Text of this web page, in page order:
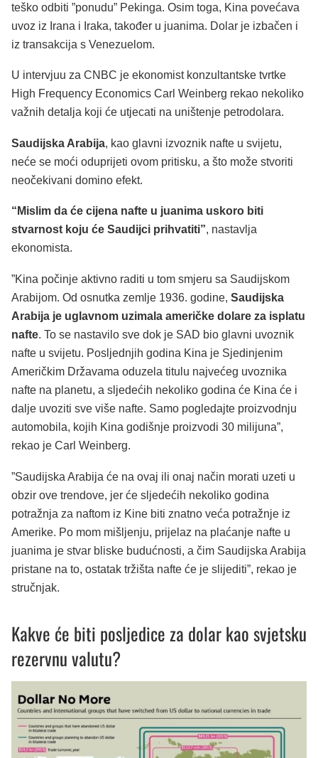
teško odbiti ”ponudu” Pekinga. Osim toga, Kina povećava
uvoz iz Irana i Iraka, također u juanima. Dolar je izbačen i
iz transakcija s Venezuelom.
U intervjuu za CNBC je ekonomist konzultantske tvrtke
High Frequency Economics Carl Weinberg rekao nekoliko
važnih detalja koji će utjecati na uništenje petrodolara.
Saudijska Arabija, kao glavni izvoznik nafte u svijetu,
neće se moći oduprijeti ovom pritisku, a što može stvoriti
neočekivani domino efekt.
“Mislim da će cijena nafte u juanima uskoro biti
stvarnost koju će Saudijci prihvatiti”, nastavlja
ekonomista.
”Kina počinje aktivno raditi u tom smjeru sa Saudijskom
Arabijom. Od osnutka zemlje 1936. godine, Saudijska
Arabija je uglavnom uzimala američke dolare za isplatu
nafte. To se nastavilo sve dok je SAD bio glavni uvoznik
nafte u svijetu. Posljednjih godina Kina je Sjedinjenim
Američkim Državama oduzela titulu najvećeg uvoznika
nafte na planetu, a sljedećih nekoliko godina će Kina će i
dalje uvoziti sve više nafte. Samo pogledajte proizvodnju
automobila, kojih Kina godišnje proizvodi 30 milijuna”,
rekao je Carl Weinberg.
”Saudijska Arabija će na ovaj ili onaj način morati uzeti u
obzir ove trendove, jer će sljedećih nekoliko godina
potražnja za naftom iz Kine biti znatno veća potražnje iz
Amerike. Po mom mišljenju, prijelaz na plaćanje nafte u
juanima je stvar bliske budućnosti, a čim Saudijska Arabija
pristane na to, ostatak tržišta nafte će je slijediti”, rekao je
stručnjak.
Kakve će biti posljedice za dolar kao svjetsku
rezervnu valutu?